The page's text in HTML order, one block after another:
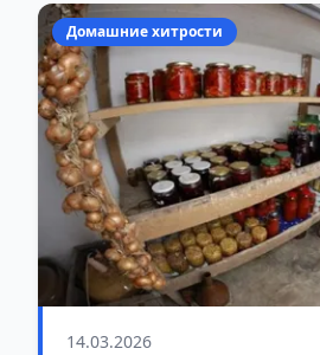
Домашние хитрости
14.03.2026